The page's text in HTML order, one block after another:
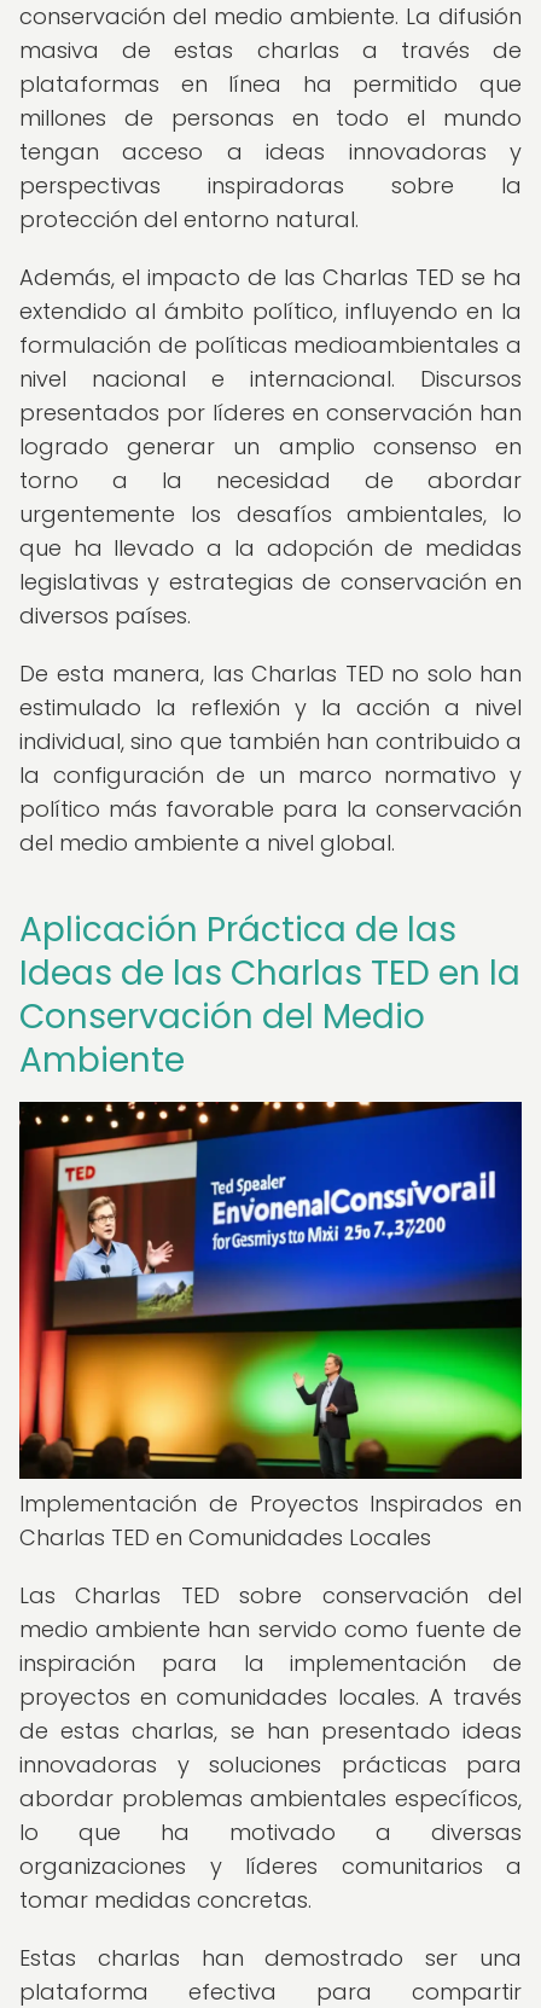
conservación del medio ambiente. La difusión
masiva de estas charlas a través de
plataformas en línea ha permitido que
millones de personas en todo el mundo
tengan acceso a ideas innovadoras y
perspectivas inspiradoras sobre la
protección del entorno natural.
Además, el impacto de las Charlas TED se ha
extendido al ámbito político, influyendo en la
formulación de políticas medioambientales a
nivel nacional e internacional. Discursos
presentados por líderes en conservación han
logrado generar un amplio consenso en
torno a la necesidad de abordar
urgentemente los desafíos ambientales, lo
que ha llevado a la adopción de medidas
legislativas y estrategias de conservación en
diversos países.
De esta manera, las Charlas TED no solo han
estimulado la reflexión y la acción a nivel
individual, sino que también han contribuido a
la configuración de un marco normativo y
político más favorable para la conservación
del medio ambiente a nivel global.
Aplicación Práctica de las
Ideas de las Charlas TED en la
Conservación del Medio
Ambiente
Implementación de Proyectos Inspirados en
Charlas TED en Comunidades Locales
Las Charlas TED sobre conservación del
medio ambiente han servido como fuente de
inspiración para la implementación de
proyectos en comunidades locales. A través
de estas charlas, se han presentado ideas
innovadoras y soluciones prácticas para
abordar problemas ambientales específicos,
lo que ha motivado a diversas
organizaciones y líderes comunitarios a
tomar medidas concretas.
Estas charlas han demostrado ser una
plataforma efectiva para compartir